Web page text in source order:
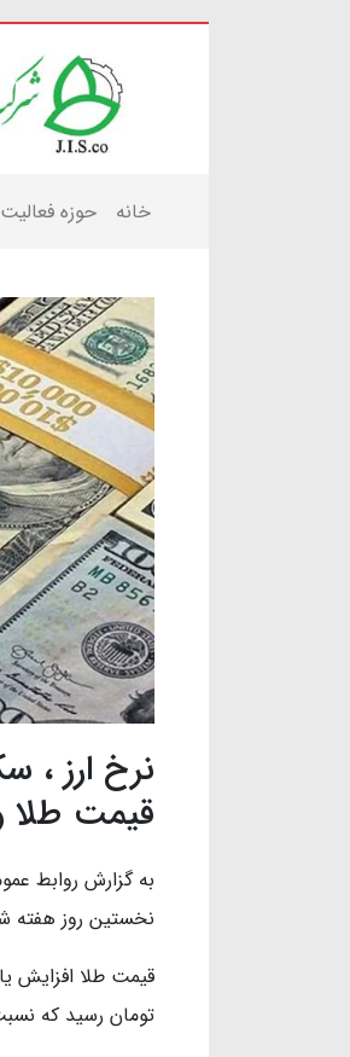
خانه حوزه فعالیت
قیمت طلا
به گزارش روابط
نخستین روز
تومان رسید که نسبت به ۲ روز پیش، افزایش ۳.۴۹